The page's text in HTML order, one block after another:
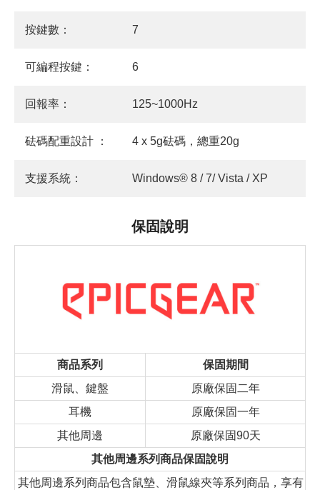
按鍵數： 7
可編程按鍵： 6
回報率： 125~1000Hz
砝碼配重設計 ： 4 x 5g砝碼，總重20g
支援系統： Windows® 8 / 7/ Vista / XP
保固說明
商品系列
保固期間
滑鼠、鍵盤
原廠保固二年
耳機
原廠保固一年
其他周邊
原廠保固90天
其他周邊系列商品保固說明
其他周邊系列商品包含鼠墊、滑鼠線夾等系列商品，享有